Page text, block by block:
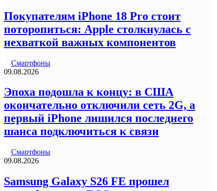
Покупателям iPhone 18 Pro стоит
поторопиться: Apple столкнулась с
нехваткой важных компонентов
Смартфоны
09.08.2026
Эпоха подошла к концу: в США
окончательно отключили сеть 2G, а
первый iPhone лишился последнего
шанса подключиться к связи
Смартфоны
09.08.2026
Samsung Galaxy S26 FE прошел